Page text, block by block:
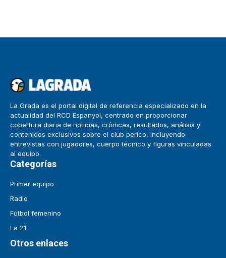
La Grada es el portal digital de referencia especializado en la
actualidad del RCD Espanyol, centrado en proporcionar
cobertura diaria de noticias, crónicas, resultados, análisis y
contenidos exclusivos sobre el club perico, incluyendo
entrevistas con jugadores, cuerpo técnico y figuras vinculadas
al equipo.
Categorías
Primer equipo
Radio
Fútbol femenino
La 21
Otros enlaces